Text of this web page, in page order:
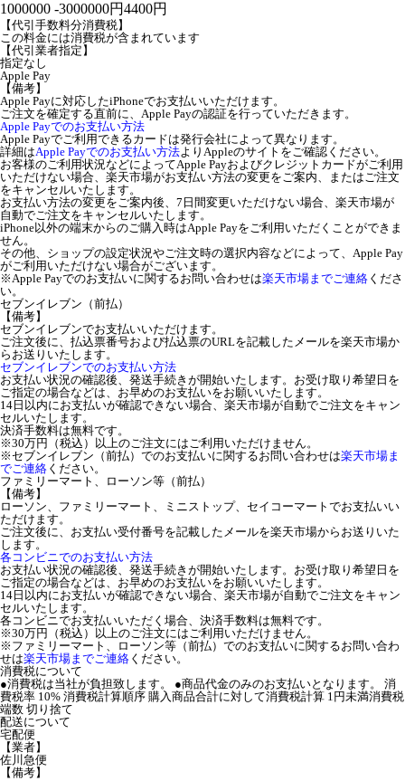
1000000 -3000000円4400円
【代引手数料分消費税】
この料金には消費税が含まれています
【代引業者指定】
指定なし
Apple Pay
【備考】
Apple Payに対応したiPhoneでお支払いいただけます。
ご注文を確定する直前に、Apple Payの認証を行っていただきます。
Apple Payでのお支払い方法
Apple Payでご利用できるカードは発行会社によって異なります。
詳細はApple Payでのお支払い方法よりAppleのサイトをご確認ください。
お客様のご利用状況などによってApple Payおよびクレジットカードがご利用
いただけない場合、楽天市場がお支払い方法の変更をご案内、またはご注文
をキャンセルいたします。
お支払い方法の変更をご案内後、7日間変更いただけない場合、楽天市場が
自動でご注文をキャンセルいたします。
iPhone以外の端末からのご購入時はApple Payをご利用いただくことができま
せん。
その他、ショップの設定状況やご注文時の選択内容などによって、Apple Pay
がご利用いただけない場合がございます。
※Apple Payでのお支払いに関するお問い合わせは楽天市場までご連絡 くださ
い。
セブンイレブン（前払）
【備考】
セブンイレブンでお支払いいただけます。
ご注文後に、払込票番号および払込票のURLを記載したメールを楽天市場か
らお送りいたします。
セブンイレブンでのお支払い方法
お支払い状況の確認後、発送手続きが開始いたします。お受け取り希望日を
ご指定の場合などは、お早めのお支払いをお願いいたします。
14日以内にお支払いが確認できない場合、楽天市場が自動でご注文をキャン
セルいたします。
決済手数料は無料です。
※30万円（税込）以上のご注文にはご利用いただけません。
※セブンイレブン（前払）でのお支払いに関するお問い合わせは楽天市場ま
でご連絡 ください。
ファミリーマート、ローソン等（前払）
【備考】
ローソン、ファミリーマート、ミニストップ、セイコーマートでお支払いい
ただけます。
ご注文後に、お支払い受付番号を記載したメールを楽天市場からお送りいた
します。
各コンビニでのお支払い方法
お支払い状況の確認後、発送手続きが開始いたします。お受け取り希望日を
ご指定の場合などは、お早めのお支払いをお願いいたします。
14日以内にお支払いが確認できない場合、楽天市場が自動でご注文をキャン
セルいたします。
各コンビニでお支払いいただく場合、決済手数料は無料です。
※30万円（税込）以上のご注文にはご利用いただけません。
※ファミリーマート、ローソン等（前払）でのお支払いに関するお問い合わ
せは楽天市場までご連絡 ください。
消費税について
●消費税は当社が負担致します。 ●商品代金のみのお支払いとなります。 消
費税率 10% 消費税計算順序 購入商品合計に対して消費税計算 1円未満消費税
端数 切り捨て
配送について
宅配便
【業者】
佐川急便
【備考】